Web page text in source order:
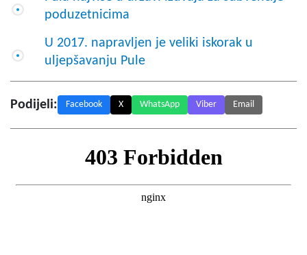
poduzetnicima
U 2017. napravljen je veliki iskorak u
uljepšavanju Pule
Podijeli: Facebook X WhatsApp Viber Email